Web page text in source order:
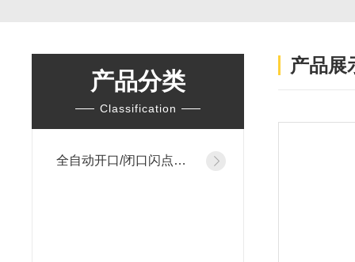
产品分类
Classification
全自动开口/闭口闪点测定仪
产品展